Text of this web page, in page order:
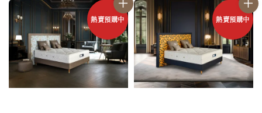
熱賣預購中 熱賣預購中